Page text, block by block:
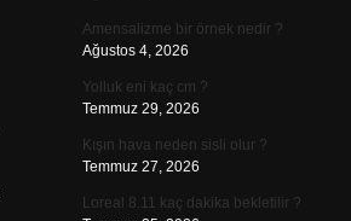
Amensalizme bir örnek nedir ?
Ağustos 4, 2026
Yolluk eni kaç cm ?
Temmuz 29, 2026
Kışın hava neden sisli olur ?
Temmuz 27, 2026
Loreal 8.11 kaç dakika bekletilir ?